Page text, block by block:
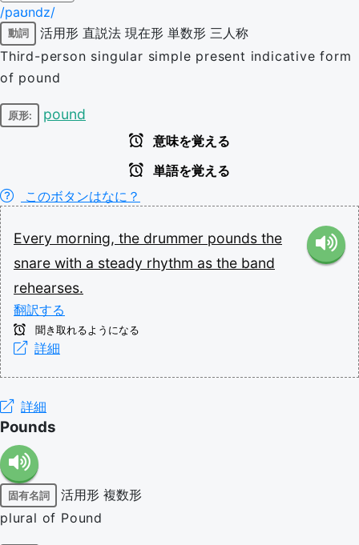
/paʊndz/
動詞 活用形 直説法 現在形 単数形 三人称
Third-person singular simple present indicative form
of pound
原形: pound
意味を覚える
単語を覚える
このボタンはなに？
Every morning, the drummer pounds the
snare with a steady rhythm as the band
rehearses.
翻訳する
聞き取れるようになる
詳細
詳細
Pounds
固有名詞 活用形 複数形
plural of Pound